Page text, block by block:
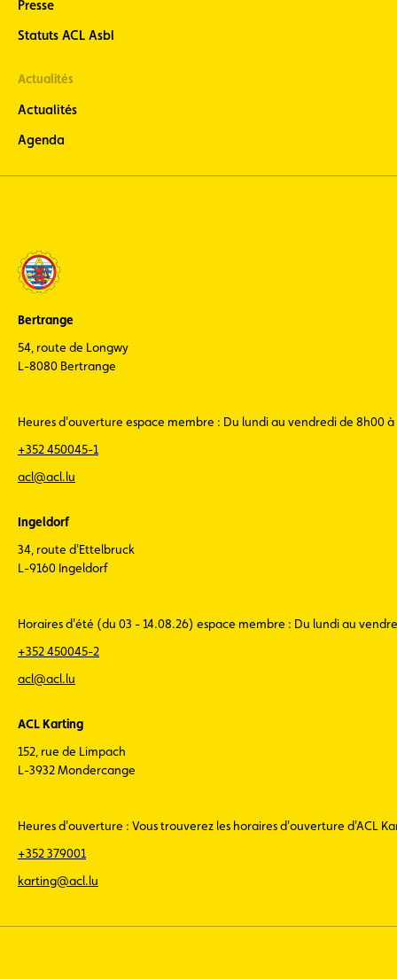
Presse
Statuts ACL Asbl
Actualités
Actualités
Agenda
Bertrange
54, route de Longwy
L-8080 Bertrange
Heures d'ouverture espace membre : Du lundi au vendredi de 8h00 à
+352 450045-1
acl@acl.lu
Ingeldorf
34, route d'Ettelbruck
L-9160 Ingeldorf
Horaires d'été (du 03 - 14.08.26) espace membre : Du lundi au
+352 450045-2
acl@acl.lu
ACL Karting
152, rue de Limpach
L-3932 Mondercange
Heures d'ouverture : Vous trouverez les horaires d'ouverture d'ACL
+352 379001
karting@acl.lu